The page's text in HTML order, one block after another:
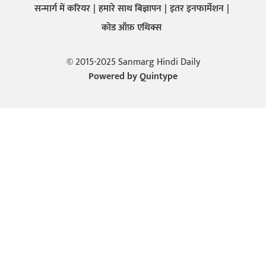
सन्मार्ग में करियर हमारे साथ बिज्ञापन इतर इनफार्मेशन
कोड ऑफ़ एथिक्स
© 2015-2025 Sanmarg Hindi Daily
Powered byQuintype